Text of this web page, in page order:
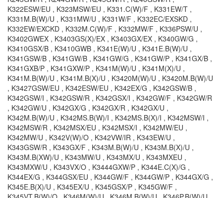
K322ESW/EU , K323MSW/EU , K331.C(W)/F , K331EW/T ,
K331M.B(W)/U , K331MW/U , K331W/F , K332EC/EXSKD ,
K332EW/EXCKD , K332M.C(W)/F , K332MW/F , K336PSW/U ,
K3402GWEX , K3403GS(X)/EX , K3403GX/EX , K340GW/G ,
K3410GSX/B , K3410GWB , K341E(W)/U , K341E.B(W)/U ,
K341GSW/B , K341GW/B , K341GW/G , K341GW/P , K341GX/B ,
K341GXB/P , K341GXW/P , K341M(W)/U , K341M(X)/U ,
K341M.B(W)/U , K341M.B(X)/U , K3420M(W)/U , K3420M.B(W)/U
, K3427GSW/EU , K342ESW/EU , K342EX/G , K342GSW/B ,
K342GSW/I , K342GSW/R , K342GSX/I , K342GW/F , K342GW/R
, K342GW/U , K342GX/G , K342GX/R , K342GX/U ,
K342M.B(W)/U , K342MS.B(W)/I , K342MS.B(X)/I , K342MSW/I ,
K342MSW/R , K342MSX/EU , K342MSX/I , K342MW/EU ,
K342MW/U , K342V(W)/O , K342VW/IR , K343EW/U ,
K343GSW/R , K343GX/F , K343M.B(W)/U , K343M.B(X)/U ,
K343M.B(XW)/U , K343MW/U , K343MX/U , K343MXEU ,
K343MXW/U , K343VX/O , K3444GXW/P , K344E.C(X)/G ,
K344EX/G , K344GSX/EU , K344GW/F , K344GW/P , K344GX/G ,
K345E.B(X)/U , K345EX/U , K345GSX/P , K345GW/F ,